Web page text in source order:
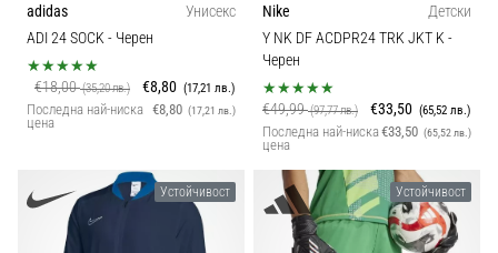
adidas
Унисекс
ADI 24 SOCK- Черен
€18,00(35,20 лв.) €8,80 (17,21 лв.)
Последна най-ниска
цена
€8,80 (17,21 лв.)
Nike
Детски
Y NK DF ACDPR24 TRK JKT K-
Черен
€49,99(97,77 лв.) €33,50 (65,52 лв.)
Последна най-ниска
цена
€33,50 (65,52 лв.)
Устойчивост Устойчивост